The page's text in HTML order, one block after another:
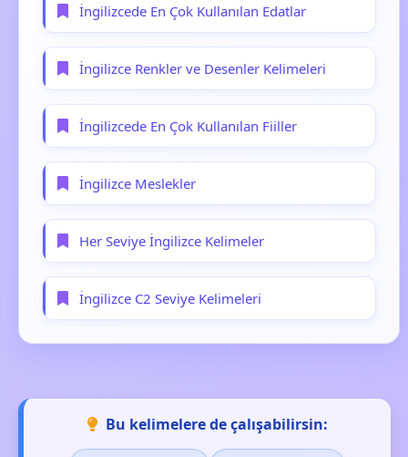
İngilizcede En Çok Kullanılan Edatlar
İngilizce Renkler ve Desenler Kelimeleri
İngilizcede En Çok Kullanılan Fiiller
İngilizce Meslekler
Her Seviye İngilizce Kelimeler
İngilizce C2 Seviye Kelimeleri
Bu kelimelere de çalışabilirsin: